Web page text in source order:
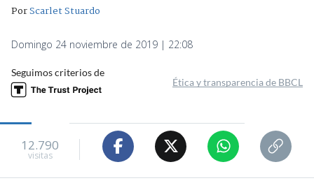
PorScarlet Stuardo
Domingo 24 noviembre de 2019 | 22:08
Seguimos criterios de
Ética y transparencia de BBCL
12.790
visitas